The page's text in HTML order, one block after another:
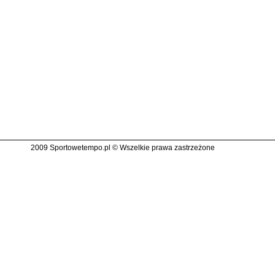
2009 Sportowetempo.pl © Wszelkie prawa zastrzeżone